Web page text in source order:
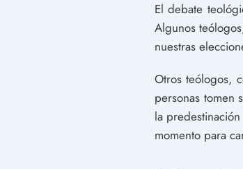
El debate
Algunos
nuestras
Otros teólogos,
personas tomen
la
momento para